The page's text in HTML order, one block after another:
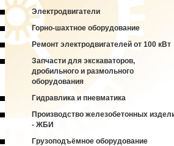
Электродвигатели
Горно-шахтное оборудование
Ремонт электродвигателей от 100 кВт
Запчасти для экскаваторов,
дробильного и размольного
оборудования
Гидравлика и пневматика
Производство железобетонных
- ЖБИ
Грузоподъёмное оборудование